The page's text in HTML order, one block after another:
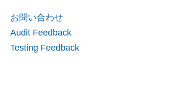
お問い合わせ
Audit Feedback
Testing Feedback